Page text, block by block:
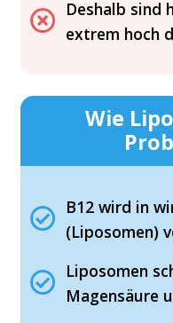
Deshalb sind
extrem hoch
Wie
B12 wird in
(Liposomen)
Liposomen
Magensäure